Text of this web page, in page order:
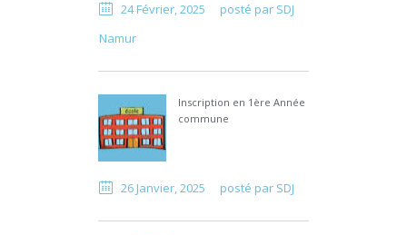
24 Février, 2025 posté par SDJ
Namur
Inscription en 1ère Année
commune
26 Janvier, 2025 posté par SDJ